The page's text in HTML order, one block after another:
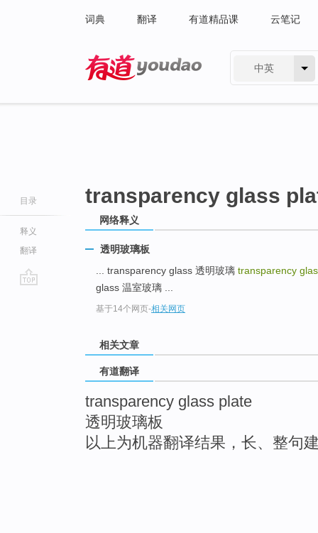
词典 翻译 有道精品课 云笔记
中英
目录
释义
翻译
transparency glass
网络释义
透明玻璃板
... transparency glass 透明玻璃 transparency
glass 温室玻璃 ...
基于14个网页-相关网页
相关文章
有道翻译
transparency glass plate
透明玻璃板
以上为机器翻译结果，长、整句